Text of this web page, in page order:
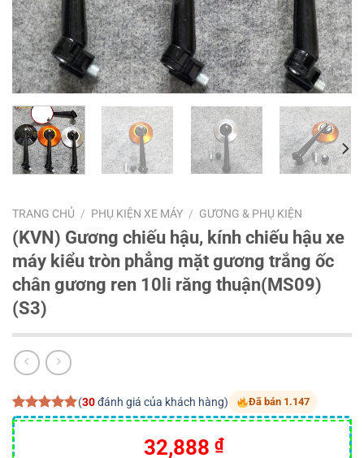
TRANG CHỦ / PHỤ KIỆN XE MÁY / GƯƠNG & PHỤ KIỆN
(KVN) Gương chiếu hậu, kính chiếu hậu xe
máy kiểu tròn phẳng mặt gương trắng ốc
chân gương ren 10li răng thuận(MS09)
(S3)
5.00trên 5
dựa trên
30
đánh giá
(30đánh giá của khách hàng) Đã bán 1.147
Giá
32,888 ₫Giá